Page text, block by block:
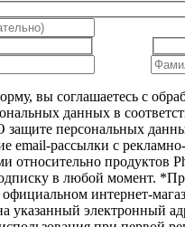
вы соглашаетесь с
данных в
персональных
email-рассылки с
относительно продуктов
в любой момент.
официальном интернет-
указанный электронный